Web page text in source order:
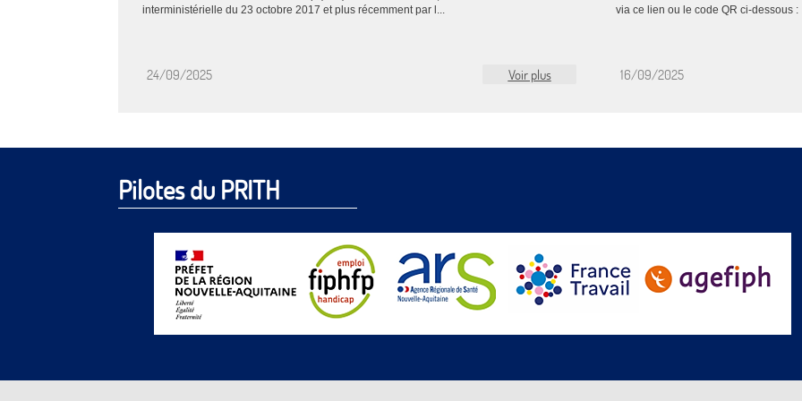
interministérielle du 23 octobre 2017 et plus récemment par l...
24/09/2025 Voir plus
via ce lien ou le code QR ci-dessous :
16/09/2025
Pilotes du PRITH